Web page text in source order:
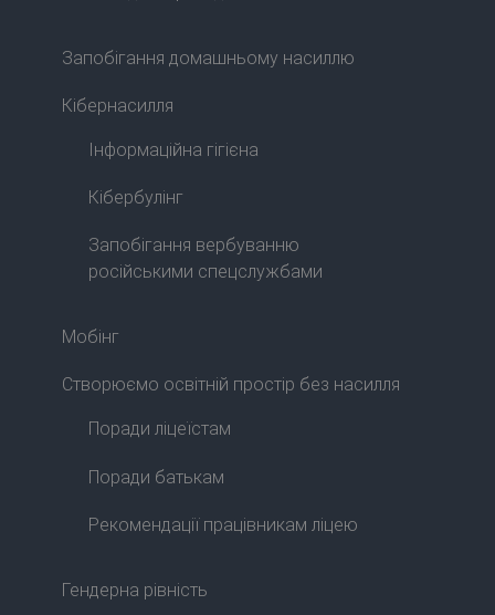
Запобігання домашньому насиллю
Кібернасилля
Інформаційна гігієна
Кібербулінг
Запобігання вербуванню
російськими спецслужбами
Мобінг
Створюємо освітній простір без насилля
Поради ліцеїстам
Поради батькам
Рекомендації працівникам ліцею
Гендерна рівність